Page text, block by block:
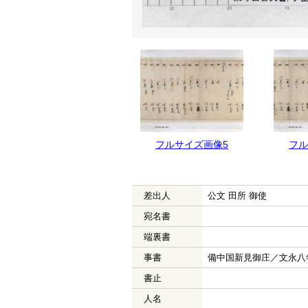
フルサイズ画像5 フ
差出人
公文 田所 御使
宛名書
端裏書
事書
備中国新見御庄／文永
書止
人名